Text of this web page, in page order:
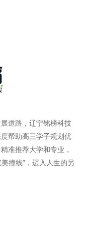
道路，辽宁铭榜科技
帮助高三学子规划优
准推荐大学和专业，
撞线”，迈入人生的另